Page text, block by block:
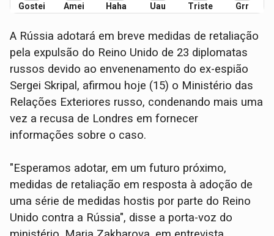
Gostei Amei Haha Uau Triste Grr
A Rússia adotará em breve medidas de retaliação
pela expulsão do Reino Unido de 23 diplomatas
russos devido ao envenenamento do ex-espião
Sergei Skripal, afirmou hoje (15) o Ministério das
Relações Exteriores russo, condenando mais uma
vez a recusa de Londres em fornecer
informações sobre o caso.
"Esperamos adotar, em um futuro próximo,
medidas de retaliação em resposta à adoção de
uma série de medidas hostis por parte do Reino
Unido contra a Rússia", disse a porta-voz do